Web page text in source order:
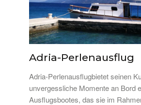
Adria-Perlenausflug
Adria-Perlenausflugbietet seinen
unvergessliche Momente an Bord
Ausflugsbootes, das sie im